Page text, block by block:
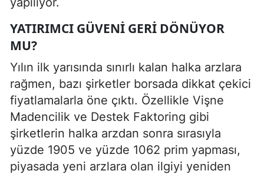
YATIRIMCI GÜVENI GERI DÖNÜYOR
MU?
Yılın ilk yarısında sınırlı kalan halka arzlara
rağmen, bazı şirketler borsada dikkat çekici
fiyatlamalarla öne çıktı. Özellikle Vişne
Madencilik ve Destek Faktoring gibi
şirketlerin halka arzdan sonra sırasıyla
yüzde 1905 ve yüzde 1062 prim yapması,
piyasada yeni arzlara olan ilgiyi yeniden